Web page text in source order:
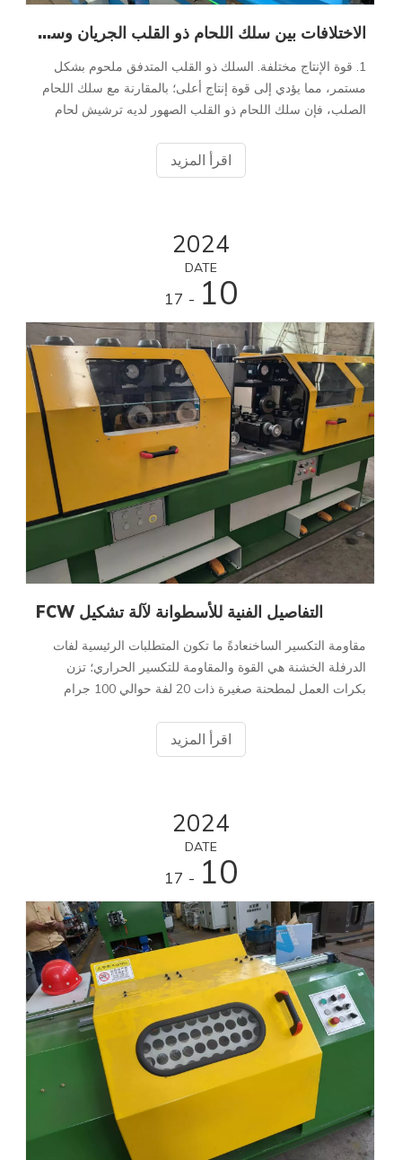
الاختلافات بين سلك اللحام ذو القلب الجريان وسلك اللحام MIG
1. قوة الإنتاج مختلفة. السلك ذو القلب المتدفق ملحوم بشكل
مستمر، مما يؤدي إلى قوة إنتاج أعلى؛ بالمقارنة مع سلك اللحام
الصلب، فإن سلك اللحام ذو القلب الصهور لديه ترشيش لحام
اقرأ المزيد
2024
DATE
10
- 17
التفاصيل الفنية للأسطوانة لآلة تشكيل FCW
مقاومة التكسير الساخنعادةً ما تكون المتطلبات الرئيسية لفات
الدرفلة الخشنة هي القوة والمقاومة للتكسير الحراري؛ تزن
بكرات العمل لمطحنة صغيرة ذات 20 لفة حوالي 100 جرام
اقرأ المزيد
2024
DATE
10
- 17